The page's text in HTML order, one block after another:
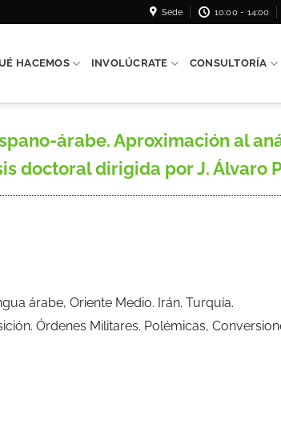
Sede 10:00 - 14:00
HACEMOS INVOLÚCRATE CONSULTORÍA
árabe. Aproximación al
doctoral dirigida por J. Álvaro
árabe, Oriente Medio. Irán. Turquía.
Órdenes Militares. Polémicas,